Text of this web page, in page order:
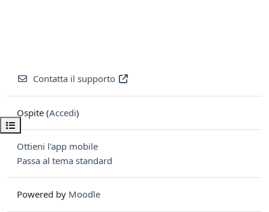
Apri indice del corso
Contatta il supporto
Ospite (Accedi)
Ottieni l'app mobile
Passa al tema standard
Powered by Moodle